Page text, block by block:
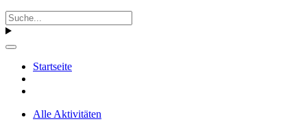
Startseite
Alle Aktivitäten